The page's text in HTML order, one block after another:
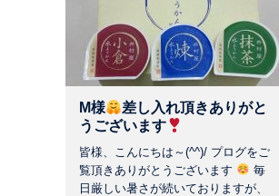
M様
差し入れ頂きありがと
うございます
皆様、こんにちは～(^^)/ プログをご
覧頂きありがとうございます
毎
日厳しい暑さが続いておりますが、